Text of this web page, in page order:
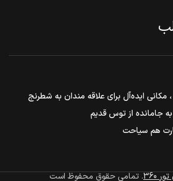
ایده‌آل برای علاقه مندان به شطرنج
به جامانده از توس قدیم
هم سیاحت
360 . تمامی حقوق محفوظ است